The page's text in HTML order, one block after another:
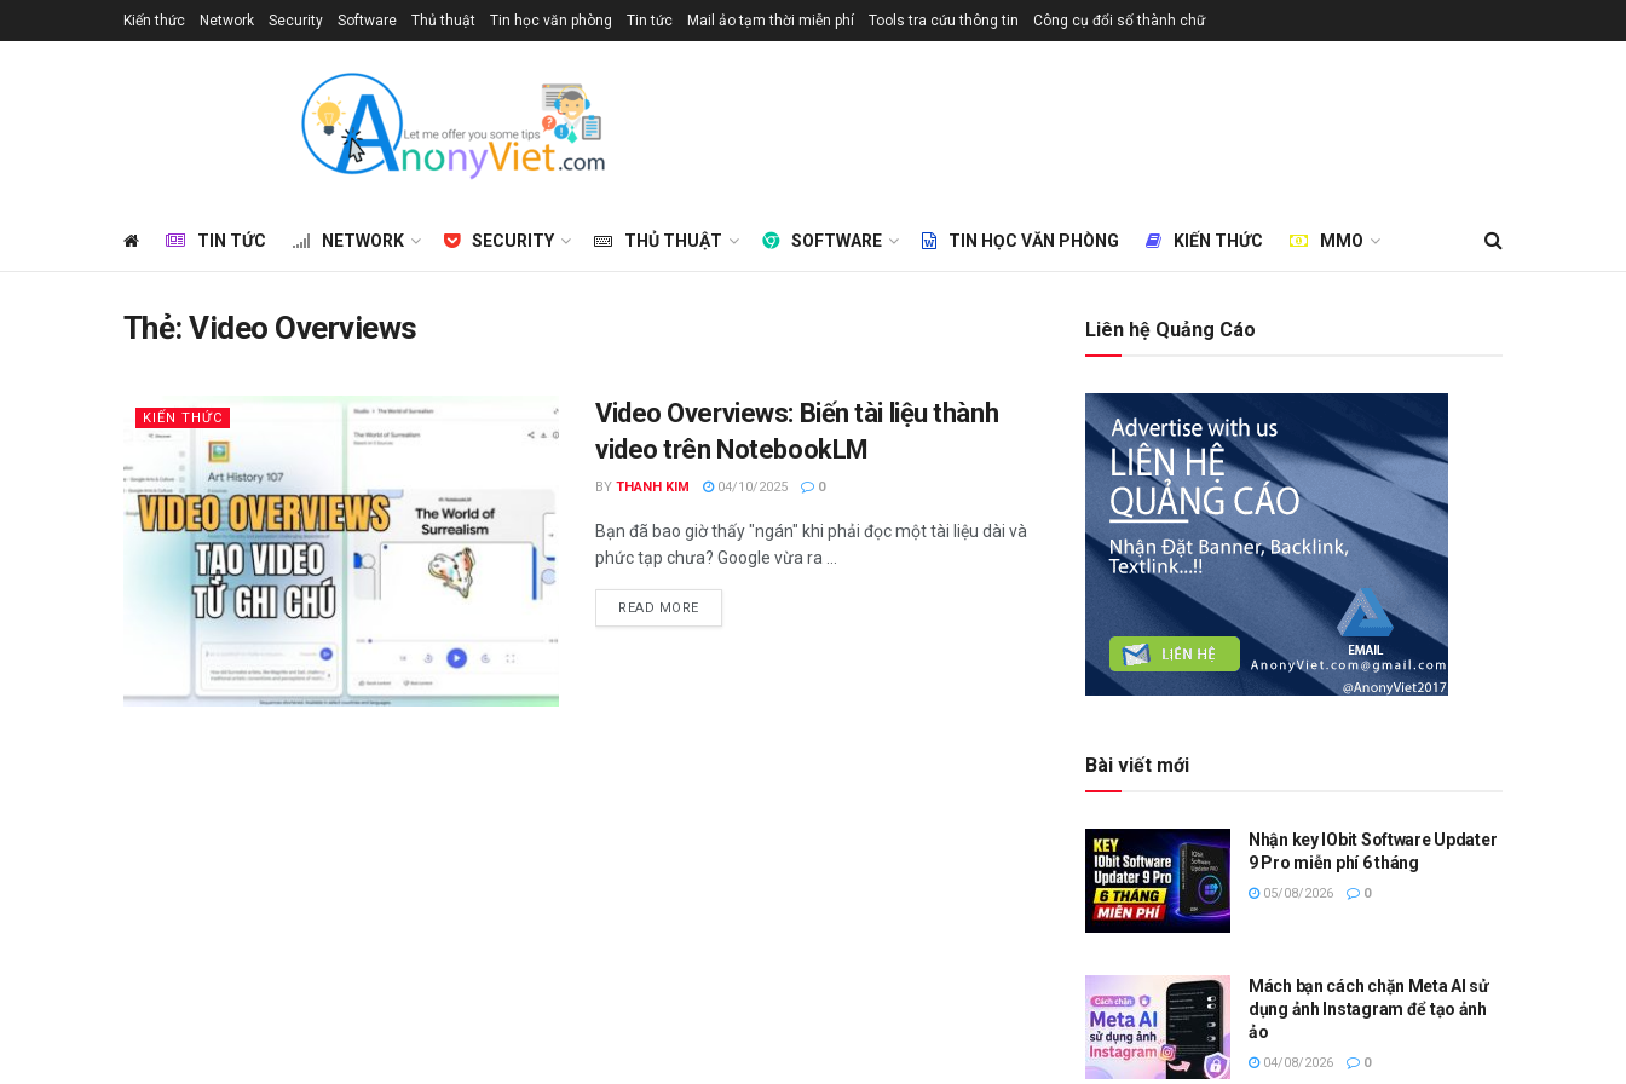
Kiến thức Network Security Software Thủ thuật Tin học văn phòng Tin tức Mail ảo tạm thời miễn phí Tools tra cứu thông tin Công cụ đổi số thành chữ
TIN TỨC NETWORK SECURITY THỦ THUẬT SOFTWARE TIN HỌC VĂN PHÒNG KIẾN THỨC MMO
Thẻ:Video Overviews
KIẾN THỨC
Video Overviews: Biến tài liệu thành
video trên NotebookLM
BY THANH KIM 04/10/2025 0
Bạn đã bao giờ thấy "ngán" khi phải đọc một tài liệu dài và
phức tạp chưa? Google vừa ra ...
READ MOREDETAILS
Liên hệ Quảng Cáo
Bài viết mới
Nhận key IObit Software Updater
9 Pro miễn phí 6 tháng
05/08/2026 0
Mách bạn cách chặn Meta AI sử
dụng ảnh Instagram để tạo ảnh
ảo
04/08/2026 0